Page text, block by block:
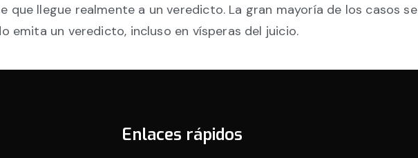
que llegue realmente a un veredicto. La gran mayoría de los casos se
emita un veredicto, incluso en vísperas del juicio.
Enlaces rápidos